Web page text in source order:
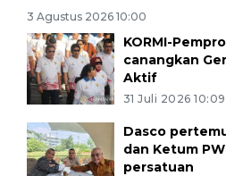
3 Agustus 2026 10:00
KORMI-
canangkan
Aktif
31 Juli 2026 10:09
Dasco
dan Ketum
persatuan